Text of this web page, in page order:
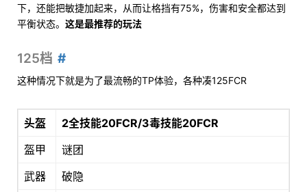
下，还能把敏捷加起来，从而让格挡有75%，伤害和安全都达到
平衡状态。 这是最推荐的玩法
125档
这种情况下就是为了最流畅的TP体验，各种凑125FCR
头盔
2全技能20FCR/3毒技能20FCR
盔甲
谜团
武器
破隐